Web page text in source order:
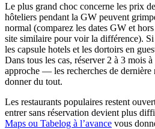
Le plus grand choc concerne les prix
hôteliers pendant la GW peuvent
normal (comparez les dates GW et
site similaire pour voir la différence).
les capsule hotels et les dortoirs en
Dans tous les cas, réserver 2 à 3 mois
approche — les recherches de dernière
donner du tout.
Les restaurants populaires restent
entrer sans réservation devient plus
Maps ou Tabelog à l’avance vous